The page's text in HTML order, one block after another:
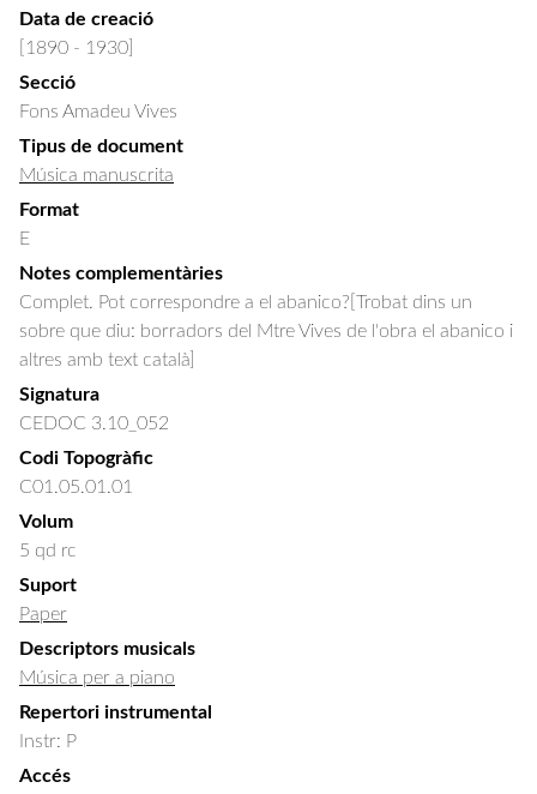
Data de creació
[1890 - 1930]
Secció
Fons Amadeu Vives
Tipus de document
Música manuscrita
Format
E
Notes complementàries
Complet. Pot correspondre a el abanico?[Trobat dins un
sobre que diu: borradors del Mtre Vives de l'obra el abanico i
altres amb text català]
Signatura
CEDOC 3.10_052
Codi Topogràfic
C01.05.01.01
Volum
5 qd rc
Suport
Paper
Descriptors musicals
Música per a piano
Repertori instrumental
Instr: P
Accés